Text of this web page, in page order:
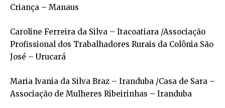
Criança – Manaus
Caroline Ferreira da Silva – Itacoatiara /Associação
Profissional dos Trabalhadores Rurais da Colônia São
José – Urucará
Maria Ivania da Silva Braz – Iranduba /Casa de Sara –
Associação de Mulheres Ribeirinhas – Iranduba